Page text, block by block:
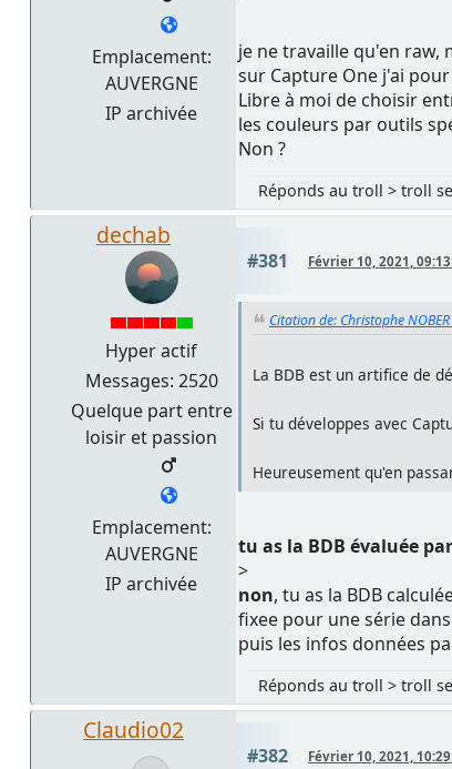
Emplacement:
AUVERGNE
IP archivée
je ne travaille qu'en raw,
sur Capture One j'ai
Libre à moi de choisir
les couleurs par outils
Non ?
Réponds au troll > troll
dechab
Hyper actif
Messages: 2520
Quelque part entre
loisir et passion
Emplacement:
AUVERGNE
IP archivée
#381 Février 10, 2021,
Citation de: Christophe
La BDB est un artifice de
Si tu développes avec
Heureusement qu'en
tu as la BDB évaluée
>
non, tu as la BDB
fixee pour une série
puis les infos données
Réponds au troll > troll
Claudio02
#382 Février 10, 2021,